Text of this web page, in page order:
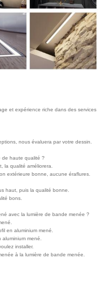
et expérience riche dans des services
nous évaluera par votre dessin.
de haute qualité ?
la qualité améliorera.
extérieure bonne, aucune éraflures.
haut, puis la qualité bonne.
bons.
avec la lumière de bande menée ?
en aluminium mené.
mené.
installer.
à la lumière de bande menée.